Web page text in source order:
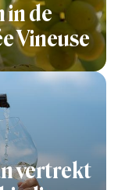
in de
Vineuse
vertrekt